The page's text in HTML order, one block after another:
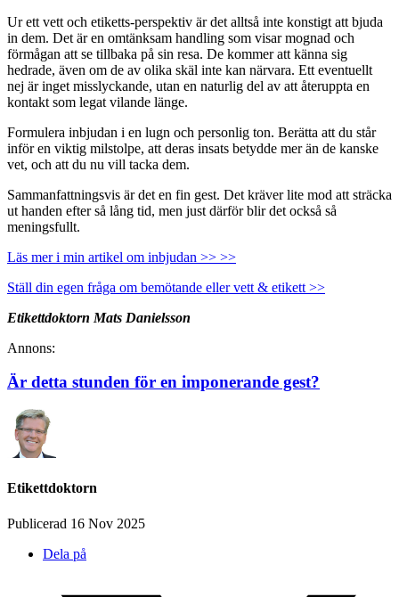
Ur ett vett och etiketts-perspektiv är det alltså inte konstigt att bjuda
in dem. Det är en omtänksam handling som visar mognad och
förmågan att se tillbaka på sin resa. De kommer att känna sig
hedrade, även om de av olika skäl inte kan närvara. Ett eventuellt
nej är inget misslyckande, utan en naturlig del av att återuppta en
kontakt som legat vilande länge.
Formulera inbjudan i en lugn och personlig ton. Berätta att du står
inför en viktig milstolpe, att deras insats betydde mer än de kanske
vet, och att du nu vill tacka dem.
Sammanfattningsvis är det en fin gest. Det kräver lite mod att sträcka
ut handen efter så lång tid, men just därför blir det också så
meningsfullt.
Läs mer i min artikel om inbjudan >> >>
Ställ din egen fråga om bemötande eller vett & etikett >>
Etikettdoktorn Mats Danielsson
Annons:
Är detta stunden för en imponerande gest?
Etikettdoktorn
Publicerad 16 Nov 2025
Dela på